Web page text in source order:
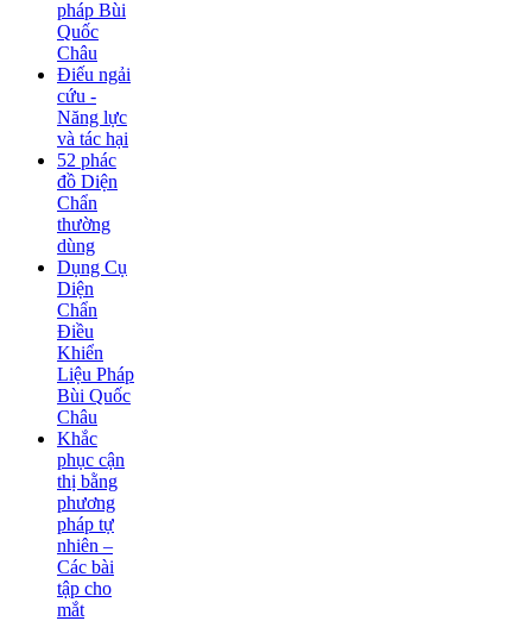
pháp Bùi
Quốc
Châu
Điếu ngải
cứu -
Năng lực
và tác hại
52 phác
đồ Diện
Chẩn
thường
dùng
Dụng Cụ
Diện
Chẩn
Điều
Khiển
Liệu Pháp
Bùi Quốc
Châu
Khắc
phục cận
thị bằng
phương
pháp tự
nhiên –
Các bài
tập cho
mắt